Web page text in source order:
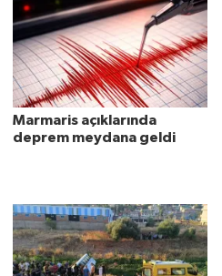
Marmaris açıklarında
deprem meydana geldi